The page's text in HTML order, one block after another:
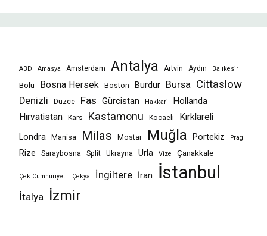
ABD Amasya Amsterdam Antalya Artvin Aydın Balıkesir
Bolu Bosna Hersek Boston Burdur Bursa Cittaslow
Denizli Düzce Fas Gürcistan Hakkari
Hollanda
Hırvatistan
Kars Kastamonu Kocaeli
Kırklareli
Londra
Manisa Milas Mostar Muğla Portekiz Prag
Rize Saraybosna Split Ukrayna Urla Vize Çanakkale
Çek Cumhuriyeti Çekya İngiltere İran İstanbul
İtalya İzmir